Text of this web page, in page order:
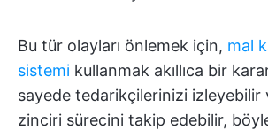
Bu tür olayları önlemek için, mal
sistemi kullanmak akıllıca bir
sayede tedarikçilerinizi izleyebilir
zinciri sürecini takip edebilir,